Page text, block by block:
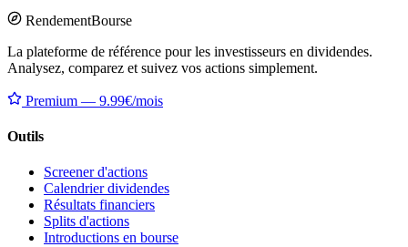
RendementBourse
La plateforme de référence pour les investisseurs en dividendes.
Analysez, comparez et suivez vos actions simplement.
Premium — 9.99€/mois
Outils
Screener d'actions
Calendrier dividendes
Résultats financiers
Splits d'actions
Introductions en bourse